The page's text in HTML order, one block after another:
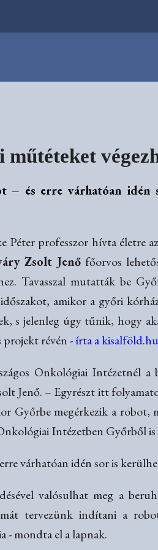
– és erre várhatóan
Péter professzor hívta életre
Zsolt Jenőfőorvos
Tavasszal mutatták be
amikor a győri
s jelenleg úgy tűnik, hogy
projekt révén- írta a
Onkológiai Intézetnél
Jenő. – Egyrészt itt
Győrbe megérkezik a robot,
Intézetben Győrből
várhatóan idén sor is
valósulhat meg a
tervezünk indítani a
- mondta el a lapnak.